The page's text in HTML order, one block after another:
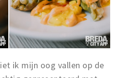
ik mijn oog vallen op de